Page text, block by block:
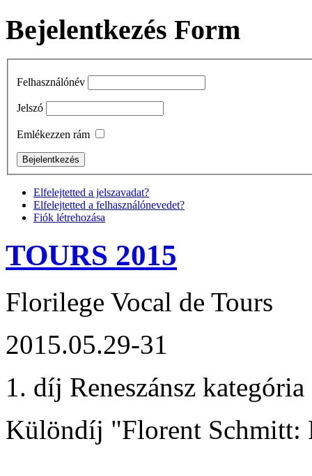
Bejelentkezés Form
Felhasználónév
Jelszó
Emlékezzen rám
Elfelejtetted a jelszavadat?
Elfelejtetted a felhasználónevedet?
Fiók létrehozása
TOURS 2015
Florilege Vocal de Tours
2015.05.29-31
1. díj Reneszánsz kategória
Különdíj "Florent Schmitt: